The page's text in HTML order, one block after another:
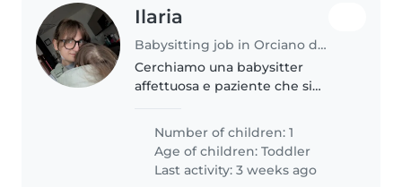
Ilaria
Babysitting job in Orciano di Pesaro
Cerchiamo una babysitter
affettuosa e paziente che si
2 anni, curioso e indipendente.
Preferibilmente qualcuno
tranquillo con gli animali.
Contattatemi..
Number of children: 1
Age of children:Toddler
Last activity: 3 weeks ago